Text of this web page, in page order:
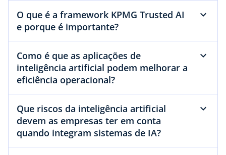
O que é a framework KPMG Trusted AI
e porque é importante?
Como é que as aplicações de
inteligência artificial podem melhorar a
eficiência operacional?
Que riscos da inteligência artificial
devem as empresas ter em conta
quando integram sistemas de IA?